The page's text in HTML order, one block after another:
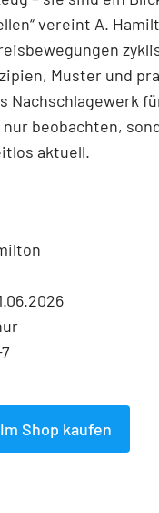
vereint A.
Muster und
Nachschlagewerk
beobachten,
aktuell.
Im Shop kaufen